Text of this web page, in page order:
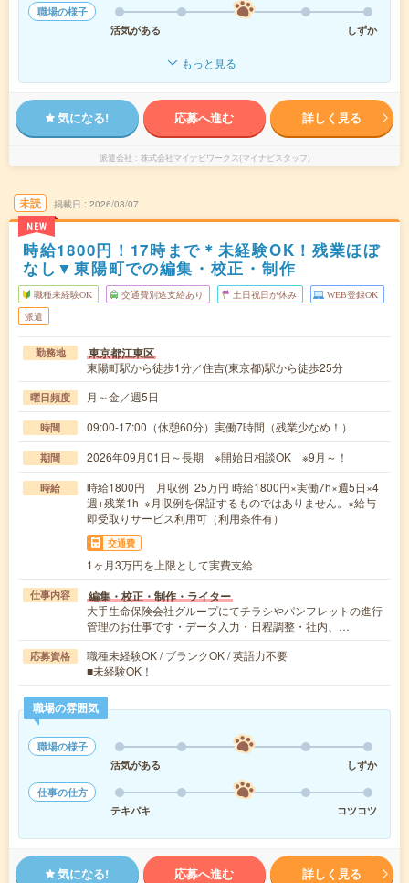
職場の様子
活気がある
しずか
もっと見る
気になる! 応募へ進む 詳しく見る
派遣会社 株式会社マイナビワークス(マイナビスタッフ)
未読
NEW
掲載日 2026/08/07
時給1800円！17時まで＊未経験OK！残業ほぼ
なし▼東陽町での編集・校正・制作
職種未経験OK 交通費別途支給あり 土日祝日が休み WEB登録OK
派遣
勤務地 東京都江東区
東陽町駅から徒歩1分／住吉(東京都)駅から徒歩25分
曜日頻度 月～金／週5日
時間 09:00-17:00（休憩60分）実働7時間（残業少なめ！）
期間 2026年09月01日～長期 ※開始日相談OK ※9月～！
時給
時給1800円 月収例 25万円 時給1800円×実働7h×週5日×4
週+残業1h ※月収例を保証するものではありません。※給与
即受取りサービス利用可（利用条件有）
交通費
1ヶ月3万円を上限として実費支給
仕事内容 編集・校正・制作・ライター
大手生命保険会社グループにてチラシやパンフレットの進行
管理のお仕事です・データ入力・日程調整・社内、…
応募資格
職種未経験OK / ブランクOK / 英語力不要
■未経験OK！
職場の雰囲気
職場の様子
活気がある
しずか
仕事の仕方
テキパキ
コツコツ
気になる! 応募へ進む 詳しく見る